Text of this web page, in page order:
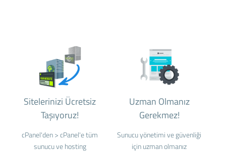
Sitelerinizi Ücretsiz
Taşıyoruz!
cPanel'den > cPanel'e tüm
sunucu ve hosting
Uzman Olmanız
Gerekmez!
Sunucu yönetimi ve güvenliği
için uzman olmanız